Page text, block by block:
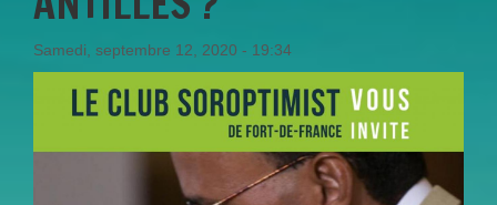
Samedi, septembre 12, 2020 - 19:34